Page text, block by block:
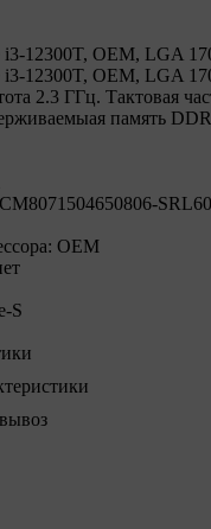
i3-12300T, OEM, LGA
i3-12300T, OEM, LGA
2.3 ГГц. Тактовая
память
CM8071504650806-SRL60
OEM
S